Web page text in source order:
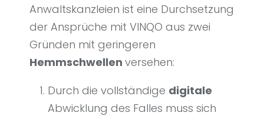
Anwaltskanzleien ist eine Durchsetzung
der Ansprüche mit VINQO aus zwei
Gründen mit geringeren
Hemmschwellen versehen:
Durch die vollständige digitale
Abwicklung des Falles muss sich